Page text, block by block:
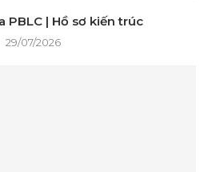
PBLC | Hồ sơ kiến ​​trúc
29/07/2026